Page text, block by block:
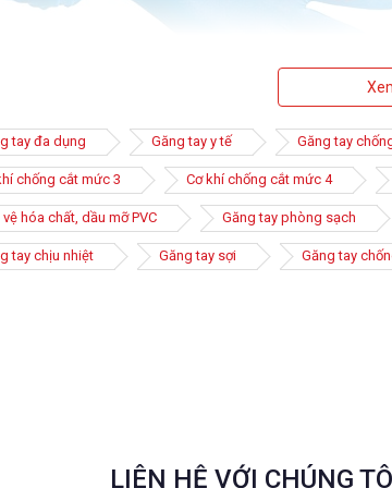
tay phòng sạch là gì ?
tay đa dụng Găng tay y tế Găng tay
chống cắt mức 3 Cơ khí chống cắt mức 4
hóa chất, dầu mỡ PVC Găng tay phòng sạch
tay chịu nhiệt Găng tay sợi Găng tay
LIÊN HỆ VỚI CHÚNG